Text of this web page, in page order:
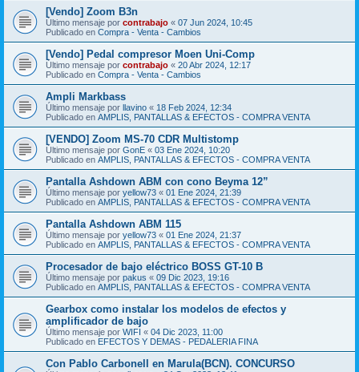
[Vendo] Zoom B3n
Último mensaje por contrabajo « 07 Jun 2024, 10:45
Publicado en Compra - Venta - Cambios
[Vendo] Pedal compresor Moen Uni-Comp
Último mensaje por contrabajo « 20 Abr 2024, 12:17
Publicado en Compra - Venta - Cambios
Ampli Markbass
Último mensaje por llavino « 18 Feb 2024, 12:34
Publicado en AMPLIS, PANTALLAS & EFECTOS - COMPRA VENTA
[VENDO] Zoom MS-70 CDR Multistomp
Último mensaje por GonE « 03 Ene 2024, 10:20
Publicado en AMPLIS, PANTALLAS & EFECTOS - COMPRA VENTA
Pantalla Ashdown ABM con cono Beyma 12”
Último mensaje por yellow73 « 01 Ene 2024, 21:39
Publicado en AMPLIS, PANTALLAS & EFECTOS - COMPRA VENTA
Pantalla Ashdown ABM 115
Último mensaje por yellow73 « 01 Ene 2024, 21:37
Publicado en AMPLIS, PANTALLAS & EFECTOS - COMPRA VENTA
Procesador de bajo eléctrico BOSS GT-10 B
Último mensaje por pakus « 09 Dic 2023, 19:16
Publicado en AMPLIS, PANTALLAS & EFECTOS - COMPRA VENTA
Gearbox como instalar los modelos de efectos y
amplificador de bajo
Último mensaje por WIFI « 04 Dic 2023, 11:00
Publicado en EFECTOS Y DEMAS - PEDALERIA FINA
Con Pablo Carbonell en Marula(BCN). CONCURSO